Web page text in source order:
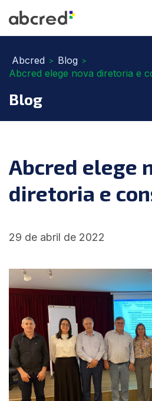
Abcred > Blog >
Abcred elege nova diretoria e
Blog
Abcred elege
diretoria e
29 de abril de 2022